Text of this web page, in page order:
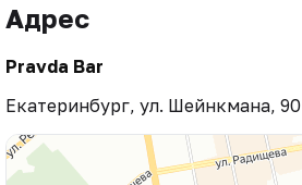
Адрес
Pravda Bar
Екатеринбург, ул. Шейнкмана, 90